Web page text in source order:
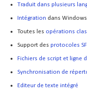
Traduit dans plusieurs
Intégration dans
Toutes les opérations
Support des protocoles
Fichiers de script et ligne
Synchronisation de
Editeur de texte intégré